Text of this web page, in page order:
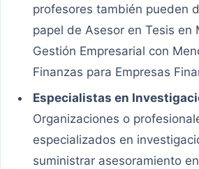
profesores también pueden
papel de Asesor en Tesis en
Gestión Empresarial con
Finanzas para Empresas
Especialistas en
Organizaciones o
especializados en
suministrar asesoramiento